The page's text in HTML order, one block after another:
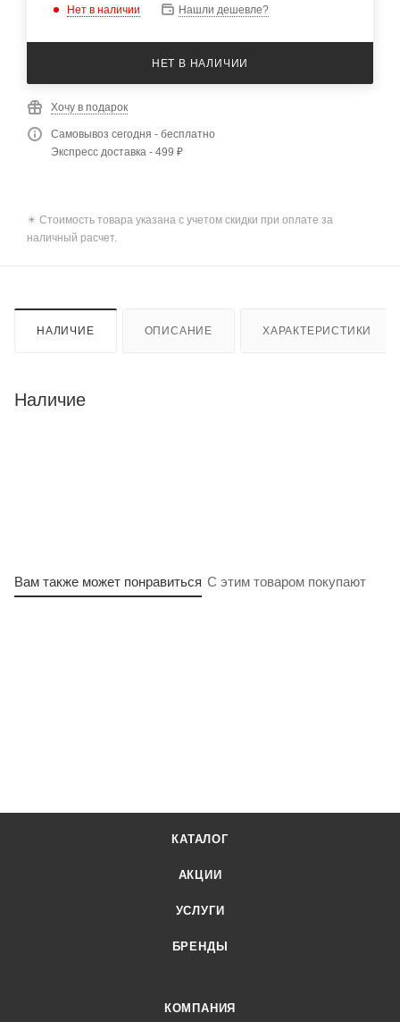
Нет в наличии Нашли дешевле?
НЕТ В НАЛИЧИИ
Хочу в подарок
Самовывоз сегодня - бесплатно
Экспресс доставка - 499 ₽
✴️ Стоимость товара указана с учетом скидки при оплате за
наличный расчет.
НАЛИЧИЕ ОПИСАНИЕ ХАРАКТЕРИСТИКИ
Наличие
Вам также может понравиться С этим товаром покупают
КАТАЛОГ
АКЦИИ
УСЛУГИ
БРЕНДЫ
КОМПАНИЯ